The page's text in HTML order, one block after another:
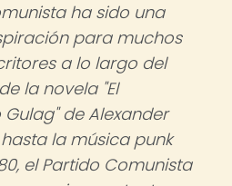
ha sido una
para muchos
a lo largo del
la novela "El
de Alexander
la música punk
el Partido Comunista